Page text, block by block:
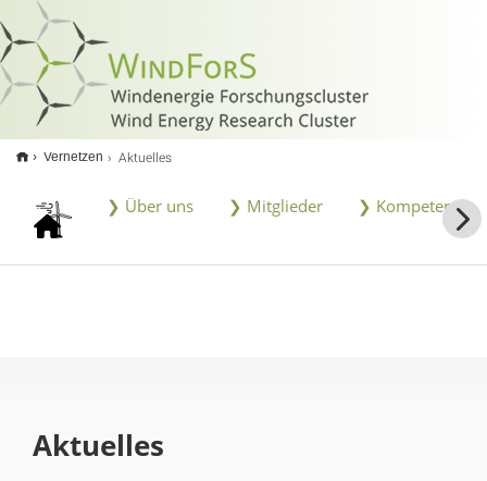
Vernetzen Aktuelles
❯ Über uns ❯ Mitglieder ❯ Kompetenzen
Aktuelles